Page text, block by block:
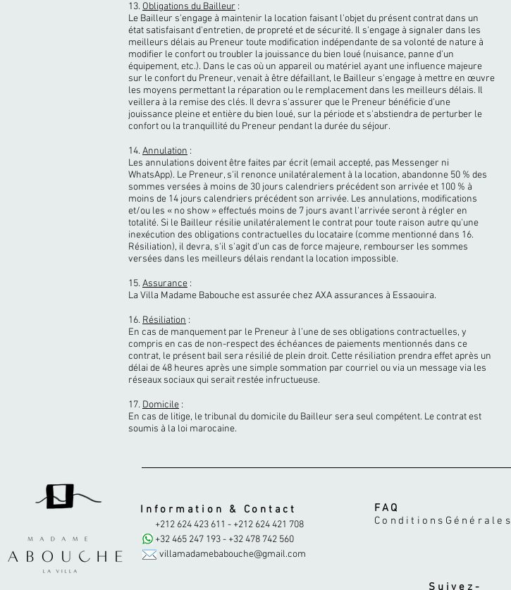
13. Obligations du Bailleur :
Le Bailleur s'engage à maintenir la location faisant l'objet du présent contrat dans un
état satisfaisant d'entretien, de propreté et de sécurité. Il s'engage à signaler dans les
meilleurs délais au Preneur toute modification indépendante de sa volonté de nature à
modifier le confort ou troubler la jouissance du bien loué (nuisance, panne d'un
équipement, etc.). Dans le cas où un appareil ou matériel ayant une influence majeure
sur le confort du Preneur, venait à être défaillant, le Bailleur s'engage à mettre en œuvre
les moyens permettant la réparation ou le remplacement dans les meilleurs délais. Il
veillera à la remise des clés. Il devra s'assurer que le Preneur bénéficie d'une
jouissance pleine et entière du bien loué, sur la période et s'abstiendra de perturber le
confort ou la tranquillité du Preneur pendant la durée du séjour.
14. Annulation :
Les annulations doivent être faites par écrit (email accepté, pas Messenger ni
WhatsApp). Le Preneur, s'il renonce unilatéralement à la location, abandonne 50 % des
sommes versées à moins de 30 jours calendriers précédent son arrivée et 100 % à
moins de 14 jours calendriers précédent son arrivée. Les annulations, modifications
et/ou les « no show » effectués moins de 7 jours avant l'arrivée seront à régler en
totalité. Si le Bailleur résilie unilatéralement le contrat pour toute raison autre qu'une
inexécution des obligations contractuelles du locataire (comme mentionné dans 16.
Résiliation), il devra, s'il s'agit d'un cas de force majeure, rembourser les sommes
versées dans les meilleurs délais rendant la location impossible.
15. Assurance :
La Villa Madame Babouche est assurée chez AXA assurances à Essaouira.
16. Résiliation :
En cas de manquement par le Preneur à l’une de ses obligations contractuelles, y
compris en cas de non-respect des échéances de paiements mentionnés dans ce
contrat, le présent bail sera résilié de plein droit. Cette résiliation prendra effet après un
délai de 48 heures après une simple sommation par courriel ou via un message via les
réseaux sociaux qui serait restée infructueuse.
17. Domicile :
En cas de litige, le tribunal du domicile du Bailleur sera seul compétent. Le contrat est
soumis à la loi marocaine.
Information & Contact
+212 624 423 611 - +212 624 421 708
+32 465 247 193 - +32 478 742 560​
villamadamebabouche@gmail.com
FAQ
ConditionsGénérales
Suivez-